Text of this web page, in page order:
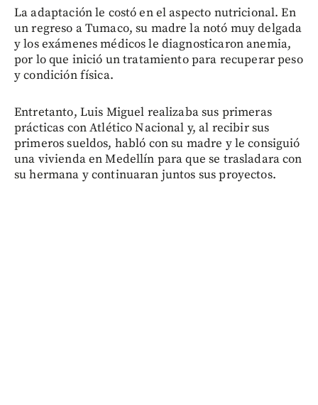
La adaptación le costó en el aspecto nutricional. En
un regreso a Tumaco, su madre la notó muy delgada
y los exámenes médicos le diagnosticaron anemia,
por lo que inició un tratamiento para recuperar peso
y condición física.
Entretanto, Luis Miguel realizaba sus primeras
prácticas con Atlético Nacional y, al recibir sus
primeros sueldos, habló con su madre y le consiguió
una vivienda en Medellín para que se trasladara con
su hermana y continuaran juntos sus proyectos.